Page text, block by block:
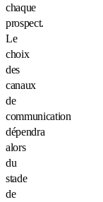
chaque
prospect.
Le
choix
des
canaux
de
communication
dépendra
alors
du
stade
de